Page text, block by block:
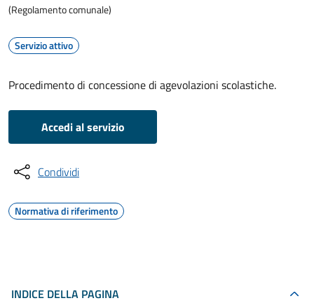
(Regolamento comunale)
Servizio attivo
Procedimento di concessione di agevolazioni scolastiche.
Accedi al servizio
Condividi
Normativa di riferimento
INDICE DELLA PAGINA